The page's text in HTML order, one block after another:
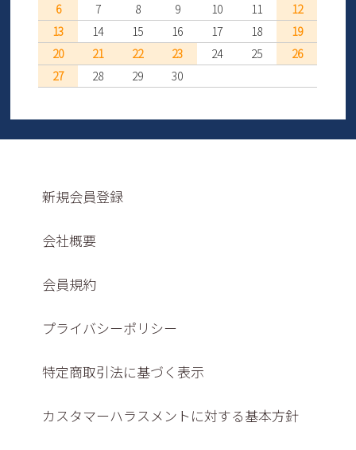
6
7 8 9 10 11
12
13
14 15 16 17 18
19
20
21 22 23 24 25
26
27
28 29 30
新規会員登録
会社概要
会員規約
プライバシーポリシー
特定商取引法に基づく表示
カスタマーハラスメントに対する基本方針